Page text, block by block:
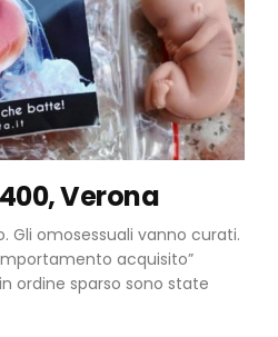
Verona
Gli omosessuali vanno curati.
acquisito”
ordine sparso sono state